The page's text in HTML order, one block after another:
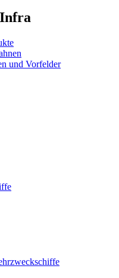
und Vorfelder